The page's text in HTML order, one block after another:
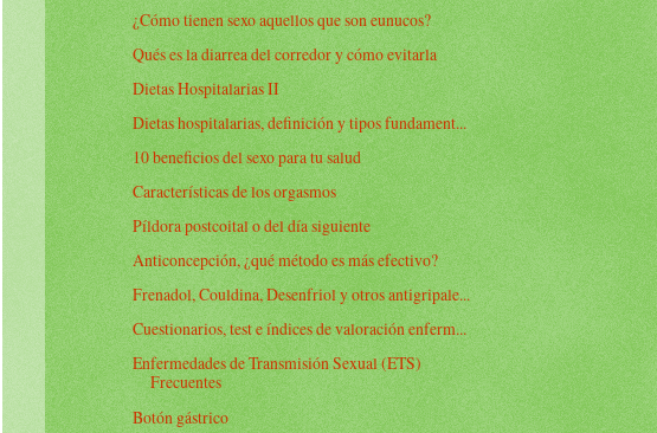
¿Cómo tienen sexo aquellos que son eunucos?
Qués es la diarrea del corredor y cómo evitarla
Dietas Hospitalarias II
Dietas hospitalarias, definición y tipos fundament...
10 beneficios del sexo para tu salud
Características de los orgasmos
Píldora postcoital o del día siguiente
Anticoncepción, ¿qué método es más efectivo?
Frenadol, Couldina, Desenfriol y otros antigripale...
Cuestionarios, test e índices de valoración enferm...
Enfermedades de Transmisión Sexual (ETS)
Frecuentes
Botón gástrico